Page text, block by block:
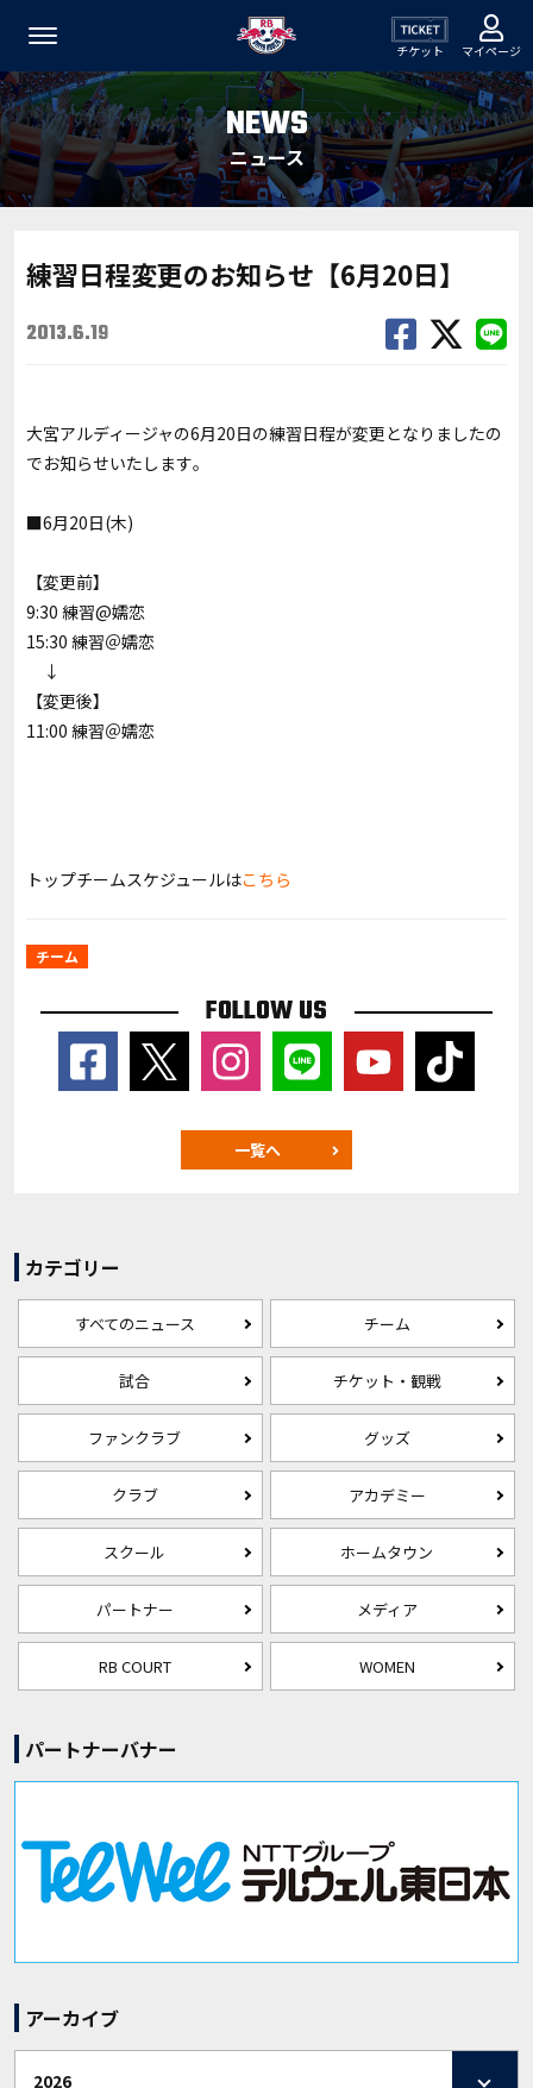
チケット マイページ
NEWS
ニュース
練習日程変更のお知らせ【6月20日】
2013.6.19
大宮アルディージャの6月20日の練習日程が変更となりましたの
でお知らせいたします｡
■6月20日(木)
【変更前】
9:30 練習@嬬恋
15:30 練習＠嬬恋
↓
【変更後】
11:00 練習＠嬬恋
トップチームスケジュールはこちら
チーム
FOLLOW US
一覧へ
カテゴリー
すべてのニュース チーム
試合 チケット・観戦
ファンクラブ グッズ
クラブ アカデミー
スクール ホームタウン
パートナー メディア
RB COURT WOMEN
パートナーバナー
アーカイブ
2026